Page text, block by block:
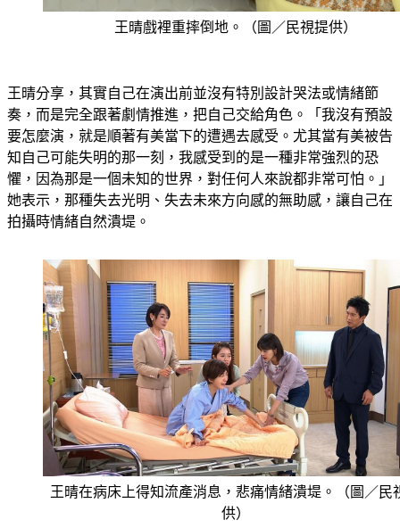
王晴分享，其實自己在演出前並沒有特別設計哭法或情緒節
奏，而是完全跟著劇情推進，把自己交給角色。「我沒有預設
要怎麼演，就是順著有美當下的遭遇去感受。尤其當有美被告
知自己可能失明的那一刻，我感受到的是一種非常強烈的恐
懼，因為那是一個未知的世界，對任何人來說都非常可怕。」
她表示，那種失去光明、失去未來方向感的無助感，讓自己在
王晴在病床上得知流產消息，悲痛情緒潰堤。（圖／民